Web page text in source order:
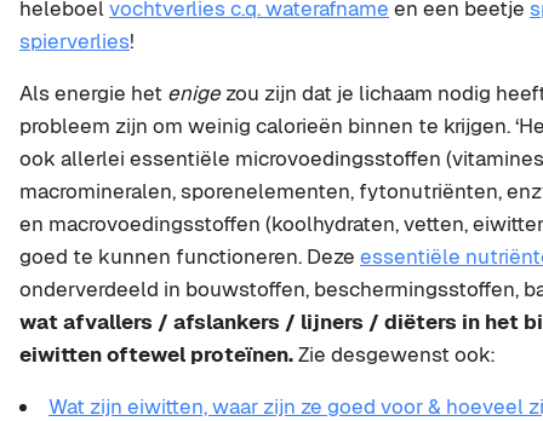
heleboelvochtverlies c.q. waterafname en een beetje
spierverlies!
Als energie het enige zou zijn dat je lichaam nodig
probleem zijn om weinig calorieën binnen te krijgen.
ook allerlei essentiële microvoedingsstoffen
macromineralen, sporenelementen, fytonutriënten,
en macrovoedingsstoffen (koolhydraten, vetten,
goed te kunnen functioneren. Deze essentiële
onderverdeeld in bouwstoffen, beschermingsstoffen,
wat afvallers / afslankers / lijners / diëters in het
eiwitten oftewel proteïnen.Zie desgewenst ook:
Wat zijn eiwitten, waar zijn ze goed voor & hoeveel